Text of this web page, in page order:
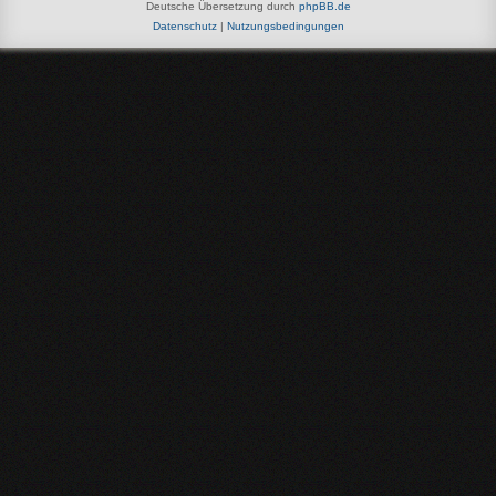
Deutsche Übersetzung durch phpBB.de
Datenschutz| Nutzungsbedingungen